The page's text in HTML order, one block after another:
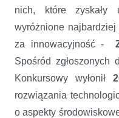
nich, które zyskały
wyróżnione
za innowacyjność -
Spośród zgłoszonych
Konkursowy wyłonił
rozwiązania
o aspekty